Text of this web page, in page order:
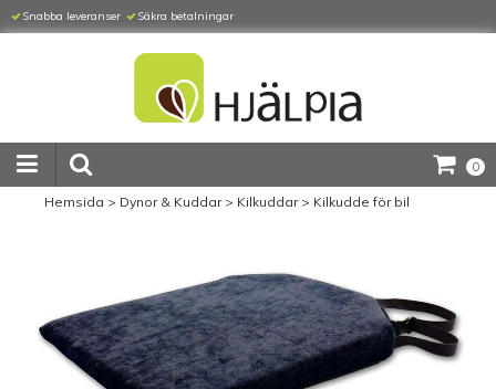
Snabba leveranser Säkra betalningar
0
Hemsida > Dynor & Kuddar> Kilkuddar> Kilkudde för bil